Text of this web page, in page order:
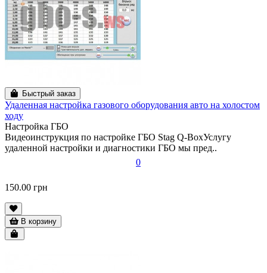
Быстрый заказ
Удаленная настройка газового оборудования авто на холостом
ходу
Настройка ГБО
Видеоинструкция по настройке ГБО Stag Q-BoxУслугу
удаленной настройки и диагностики ГБО мы пред..
0
150.00 грн
В корзину